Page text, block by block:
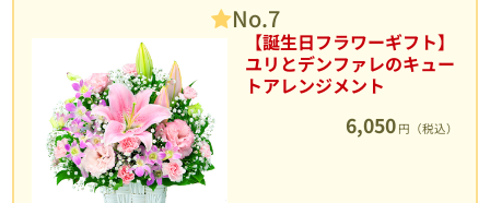
No.7
【誕生日フラワーギフト】
ユリとデンファレのキュー
トアレンジメント
6,050 円（税込）